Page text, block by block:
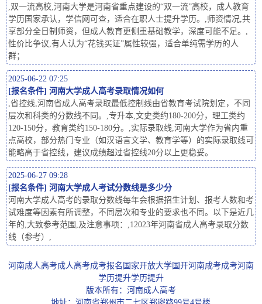
,双一流高校,河南大学是河南省重点建设的“双一流”高校，成人教育
学历国家承认，学信网可查，适合在职人士提升学历。,师资情况,共
享部分全日制师资，但成人教育更侧重基础教学，深度可能不足。,
性价比争议,有人认为“花钱买证”属性较强，适合单纯需学历的人
群；
2025-06-22 07:25
[报名条件] 河南大学成人高考录取情况如何
,省控线,河南省成人高考录取最低控制线由省教育考试院划定，不同
层次和科类的分数线不同。,专升本,文史类约180-200分，理工类约
120-150分，教育类约150-180分。,实际录取线,河南大学作为省内重
点高校，部分热门专业（如汉语言文学、教育学等）的实际录取线可
能略高于省控线，建议成绩超过省控线20分以上更稳妥。
2025-06-27 09:28
[报名条件] 河南大学成人考试分数线是多少分
河南大学成人高考的录取分数线每年会根据招生计划、报考人数和考
试难度等因素有所调整，不同层次和专业的要求也不同。以下是近几
年的,大致参考范围,及注意事项：,12023年河南省成人高考录取分数
线（参考）,
河南成人高考成人高考成考报名 国家开放大学国开河南成考成考河南
学历提升学历提升
版本所有：河南成人高考